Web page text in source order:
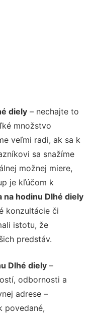
diely – nechajte to
množstvo
veľmi radi, ak sa k
sa snažíme
možnej miere,
je kľúčom k
na hodinu Dlhé diely
konzultácie či
istotu, že
predstáv.
Dlhé diely –
odbornosti a
adrese –
povedané,